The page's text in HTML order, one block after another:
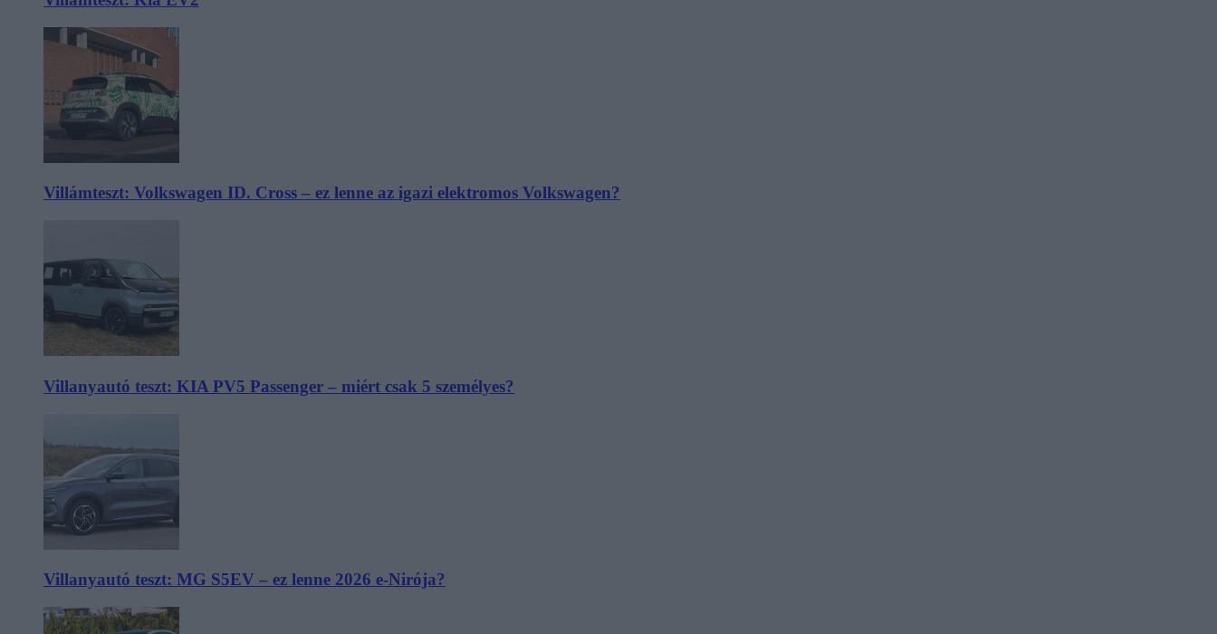
Villámteszt: Volkswagen ID. Cross – ez lenne az igazi elektromos Volkswagen?
Villanyautó teszt: KIA PV5 Passenger – miért csak 5 személyes?
Villanyautó teszt: MG S5EV – ez lenne 2026 e-Nirója?